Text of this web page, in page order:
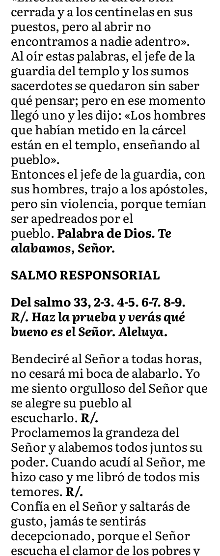
cerrada y a los centinelas en sus
puestos, pero al abrir no
encontramos a nadie adentro».
Al oír estas palabras, el jefe de la
guardia del templo y los sumos
sacerdotes se quedaron sin saber
qué pensar; pero en ese momento
llegó uno y les dijo: «Los hombres
que habían metido en la cárcel
están en el templo, enseñando al
pueblo».
Entonces el jefe de la guardia, con
sus hombres, trajo a los apóstoles,
pero sin violencia, porque temían
ser apedreados por el
pueblo. Palabra de Dios.Te
alabamos, Señor.
SALMO RESPONSORIAL
Del salmo 33, 2-3. 4-5. 6-7. 8-9.
R/. Haz la prueba y verás qué
bueno es el Señor. Aleluya.
Bendeciré al Señor a todas horas,
no cesará mi boca de alabarlo. Yo
me siento orgulloso del Señor que
se alegre su pueblo al
escucharlo.R/.
Proclamemos la grandeza del
Señor y alabemos todos juntos su
poder. Cuando acudí al Señor, me
hizo caso y me libró de todos mis
temores.R/.
Confía en el Señor y saltarás de
gusto, jamás te sentirás
decepcionado, porque el Señor
escucha el clamor de los pobres y